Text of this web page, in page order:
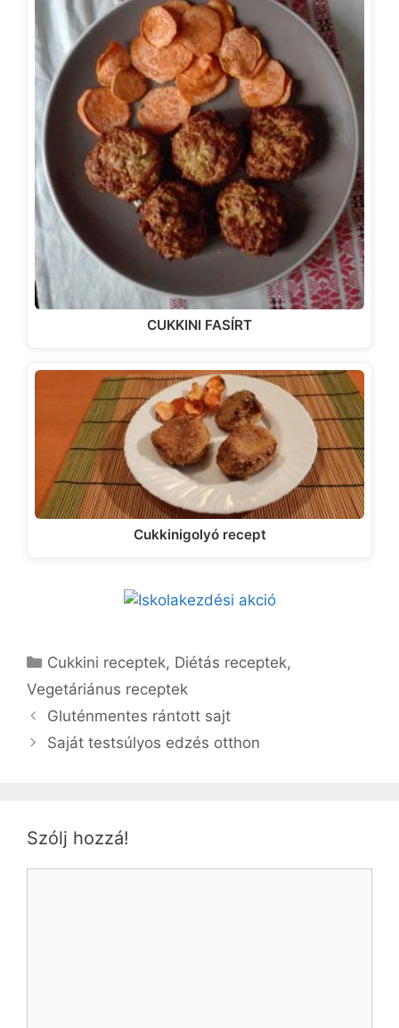
CUKKINI FASÍRT
Cukkinigolyó recept
Kategória
Cukkini receptek, Diétás receptek,
Vegetáriánus receptek
Gluténmentes rántott sajt
Saját testsúlyos edzés otthon
Szólj hozzá!